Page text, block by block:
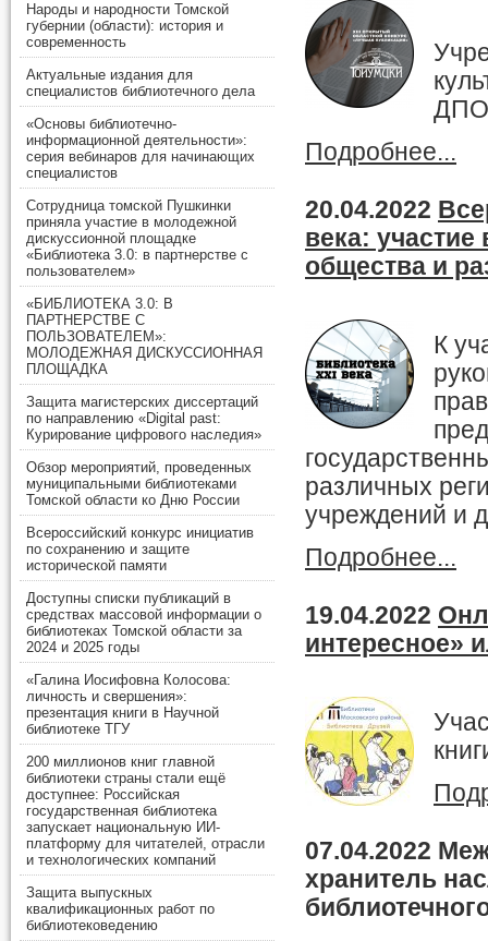
Народы и народности Томской
губернии (области): история и
современность
Актуальные издания для
специалистов библиотечного дела
«Основы библиотечно-
информационной деятельности»:
серия вебинаров для начинающих
специалистов
Сотрудница томской Пушкинки
приняла участие в молодежной
дискуссионной площадке
«Библиотека 3.0: в партнерстве с
пользователем»
«БИБЛИОТЕКА 3.0: В
ПАРТНЕРСТВЕ С
ПОЛЬЗОВАТЕЛЕМ»:
МОЛОДЕЖНАЯ ДИСКУССИОННАЯ
ПЛОЩАДКА
Защита магистерских диссертаций
по направлению «Digital past:
Курирование цифрового наследия»
Обзор мероприятий, проведенных
муниципальными библиотеками
Томской области ко Дню России
Всероссийский конкурс инициатив
по сохранению и защите
исторической памяти
Доступны списки публикаций в
средствах массовой информации о
библиотеках Томской области за
2024 и 2025 годы
«Галина Иосифовна Колосова:
личность и свершения»:
презентация книги в Научной
библиотеке ТГУ
200 миллионов книг главной
библиотеки страны стали ещё
доступнее: Российская
государственная библиотека
запускает национальную ИИ-
платформу для читателей, отрасли
и технологических компаний
Защита выпускных
квалификационных работ по
библиотековедению
Подробнее...
20.04.2022
века:
общества и
К
различных
учреждений и
Подробнее...
19.04.2022
интересное»
07.04.2022
хранитель